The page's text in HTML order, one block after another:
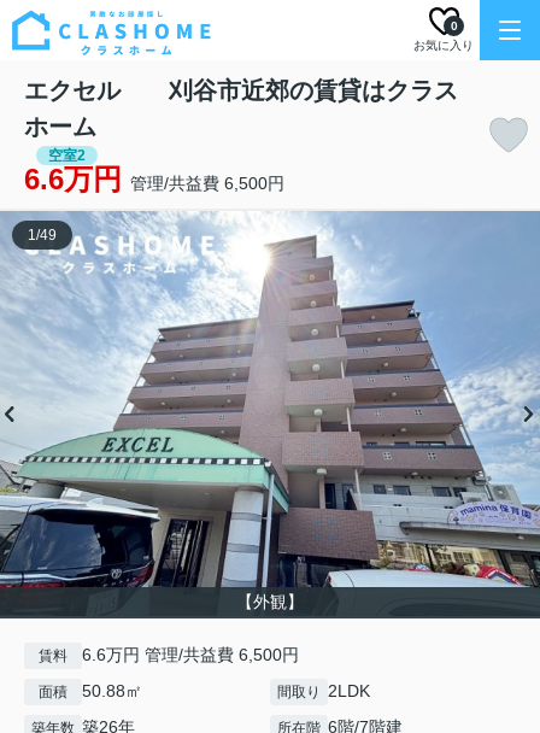
お気に入り
0
エクセル 刈谷市近郊の賃貸はクラス
ホーム
空室2
6.6万円 管理/共益費 6,500円
【外観】
1/49
賃料 6.6万円 管理/共益費 6,500円
面積 50.88㎡ 間取り 2LDK
築年数 築26年 所在階 6階/7階建